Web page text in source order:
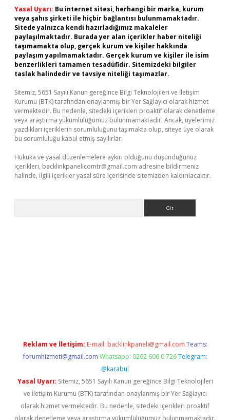
Yasal Uyarı: Bu internet sitesi, herhangi bir marka, kurum
veya şahıs şirketi ile hiçbir bağlantısı bulunmamaktadır.
Sitede yalnızca kendi hazırladığımız makaleler
paylaşılmaktadır. Burada yer alan içerikler haber niteliği
taşımamakta olup, gerçek kurum ve kişiler hakkında
paylaşım yapılmamaktadır. Gerçek kurum ve kişiler ile isim
benzerlikleri tamamen tesadüfidir. Sitemizdeki bilgiler
taslak halindedir ve tavsiye niteliği taşımazlar.
Sitemiz, 5651 Sayılı Kanun gereğince Bilgi Teknolojileri ve İletişim
Kurumu (BTK) tarafından onaylanmış bir Yer Sağlayıcı olarak hizmet
vermektedir. Bu nedenle, sitedeki içerikleri proaktif olarak denetleme
veya araştırma yükümlülüğümüz bulunmamaktadır. Ancak, üyelerimiz
yazdıkları içeriklerin sorumluluğunu taşımakta olup, siteye üye olarak
bu sorumluluğu kabul etmiş sayılırlar.
Hukuka ve yasal düzenlemelere aykırı olduğunu düşündüğünüz
içerikleri, backlinkpanelicomtr@gmail.com adresine bildirmeniz
halinde, ilgili içerikler yasal süre içerisinde sitemizden kaldırılacaktır.
Reklam ve İletişim: E-mail: backlinkpaneli@gmail.com Teams:
forumhizmeti@gmail.com Whatsapp: 0262 606 0 726 Telegram:
@karabul
Yasal Uyarı: Sitemiz, 5651 Sayılı Kanun gereğince Bilgi Teknolojileri
ve İletişim Kurumu (BTK) tarafından onaylanmış bir Yer Sağlayıcı
olarak hizmet vermektedir. Bu nedenle, sitedeki içerikleri proaktif
olarak denetleme veya araştırma yükümlülüğümüz bulunmamaktadır.